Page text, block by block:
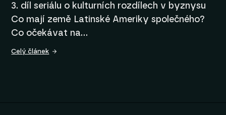
3. díl seriálu o kulturních rozdílech v byznysu
Co mají země Latinské Ameriky společného?
Co očekávat na…
Celý článek